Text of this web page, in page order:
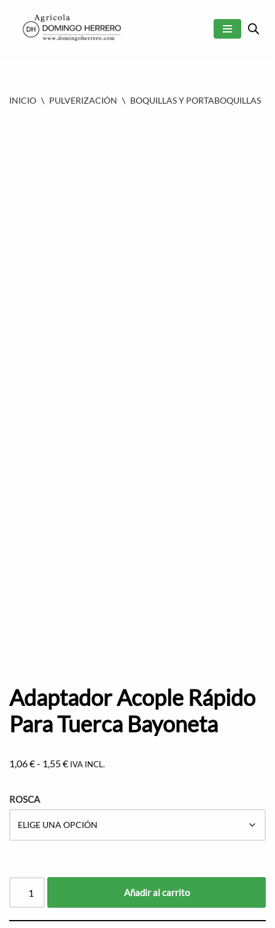
SALTAR
INICIO \ PULVERIZACIÓN \ BOQUILLAS Y PORTABOQUILLAS
Adaptador Acople Rápido
Para Tuerca Bayoneta
1,06€- 1,55€ IVA INCL.
ROSCA
Añadir al carrito